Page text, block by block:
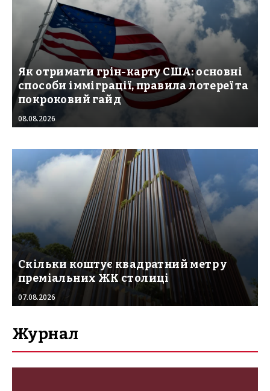
Як отримати грін-карту США: основні
способи імміграції, правила лотереї та
покроковий гайд
08.08.2026
Скільки коштує квадратний метр у
преміальних ЖК столиці
07.08.2026
Журнал